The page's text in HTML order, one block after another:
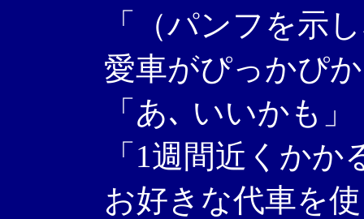
「（パンフを示
愛車がぴっかぴ
「あ､ いいかも」
「1週間近くか
お好きな代車を